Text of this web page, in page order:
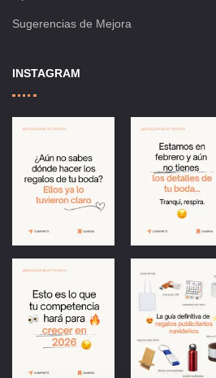
Sugerencias de Mejora
INSTAGRAM